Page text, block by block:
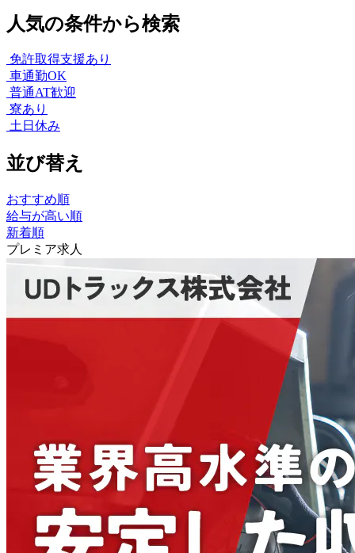
人気の条件から検索
免許取得支援あり
車通勤OK
普通AT歓迎
寮あり
土日休み
並び替え
おすすめ順
給与が高い順
新着順
プレミア求人